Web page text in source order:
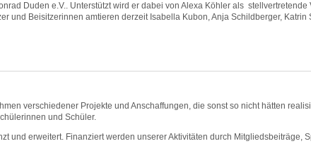
Duden e.V.. Unterstützt wird er dabei von Alexa Köhler als
und Beisitzerinnen amtieren derzeit Isabella Kubon, Anja Schildberger,
verschiedener Projekte und Anschaffungen, die sonst so nicht hätten
und Schüler.
und erweitert. Finanziert werden unserer Aktivitäten durch Mitgliedsbeiträge,